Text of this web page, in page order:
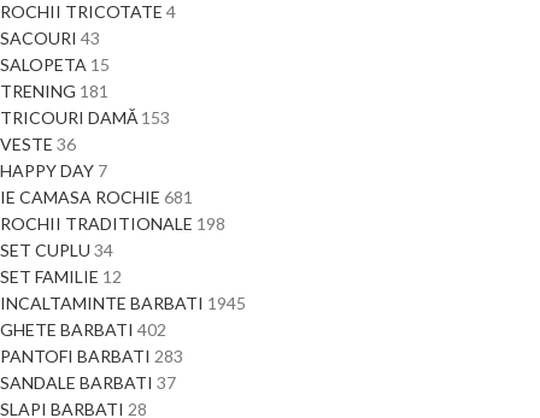
ROCHII TRICOTATE 4
SACOURI 43
SALOPETA 15
TRENING 181
TRICOURI DAMĂ 153
VESTE 36
HAPPY DAY 7
IE CAMASA ROCHIE 681
ROCHII TRADITIONALE 198
SET CUPLU 34
SET FAMILIE 12
INCALTAMINTE BARBATI 1945
GHETE BARBATI 402
PANTOFI BARBATI 283
SANDALE BARBATI 37
SLAPI BARBATI 28